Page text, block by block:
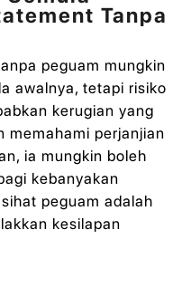
Tanpa
peguam mungkin
awalnya, tetapi risiko
kerugian yang
memahami perjanjian
ia mungkin boleh
kebanyakan
peguam adalah
kesilapan